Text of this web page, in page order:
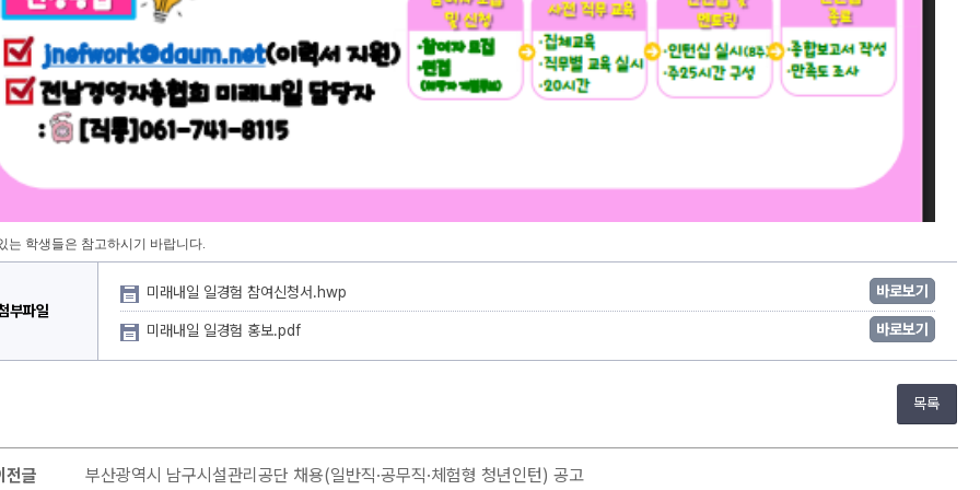
는 학생들은 참고하시기 바랍니다.
부파일
미래내일 일경험 참여신청서.hwp 바로보기
미래내일 일경험 홍보.pdf 바로보기
목록
전글 부산광역시 남구시설관리공단 채용(일반직·공무직·체험형 청년인턴) 공고